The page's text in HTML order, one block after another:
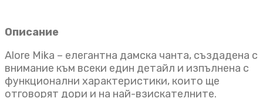
Описание
Alore Mika – елегантна дамска чанта, създадена с
внимание към всеки един детайл и изпълнена с
функционални характеристики, които ще
отговорят дори и на най-взискателните.